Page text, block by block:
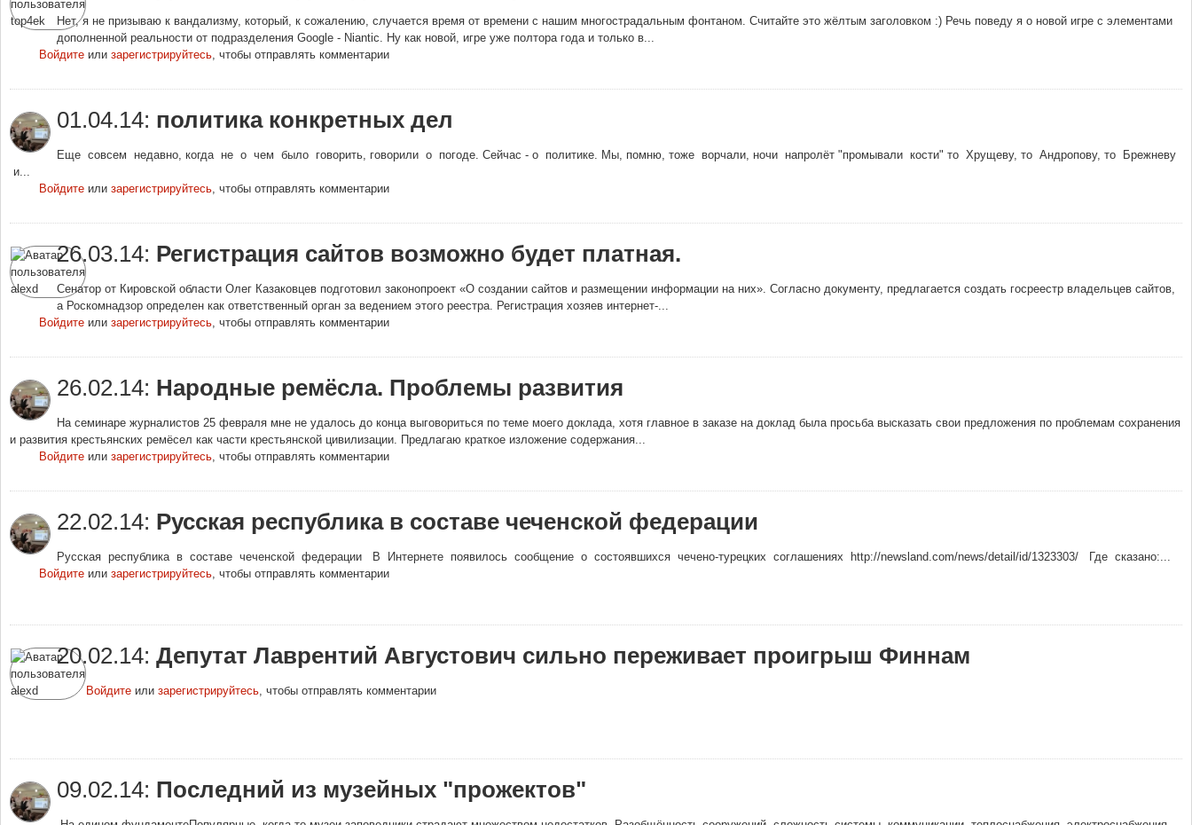
Нет, я не призываю к вандализму, который, к сожалению, случается время от времени с нашим многострадальным фонтаном. Считайте это жёлтым заголовком :) Речь поведу я о новой игре с элементами
дополненной реальности от подразделения Google - Niantic. Ну как новой, игре уже полтора года и только в...
Войдитеили зарегистрируйтесь, чтобы отправлять комментарии
01.04.14: политика конкретных дел
Еще совсем недавно, когда не о чем было говорить, говорили о погоде. Сейчас - о политике. Мы, помню, тоже ворчали, ночи напролёт "промывали кости" то Хрущеву, то Андропову, то Брежневу
и...
Войдитеили зарегистрируйтесь, чтобы отправлять комментарии
26.03.14: Регистрация сайтов возможно будет платная.
Сенатор от Кировской области Олег Казаковцев подготовил законопроект «О создании сайтов и размещении информации на них». Согласно документу, предлагается создать госреестр владельцев сайтов,
а Роскомнадзор определен как ответственный орган за ведением этого реестра. Регистрация хозяев интернет-...
Войдитеили зарегистрируйтесь, чтобы отправлять комментарии
26.02.14: Народные ремёсла. Проблемы развития
На семинаре журналистов 25 февраля мне не удалось до конца выговориться по теме моего доклада, хотя главное в заказе на доклад была просьба высказать свои предложения по проблемам сохранения
и развития крестьянских ремёсел как части крестьянской цивилизации. Предлагаю краткое изложение содержания...
Войдитеили зарегистрируйтесь, чтобы отправлять комментарии
22.02.14: Русская республика в составе чеченской федерации
Русская республика в составе чеченской федерации В Интернете появилось сообщение о состоявшихся чечено-турецких соглашениях http://newsland.com/news/detail/id/1323303/ Где сказано:...
Войдитеили зарегистрируйтесь, чтобы отправлять комментарии
20.02.14: Депутат Лаврентий Августович сильно переживает проигрыш Финнам
Войдитеили зарегистрируйтесь, чтобы отправлять комментарии
09.02.14: Последний из музейных "прожектов"